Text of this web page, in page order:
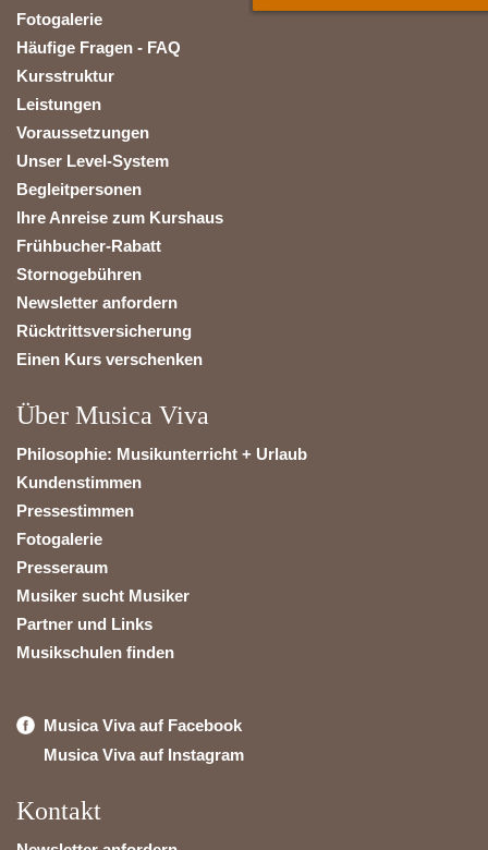
Fotogalerie
Häufige Fragen - FAQ
Kursstruktur
Leistungen
Voraussetzungen
Unser Level-System
Begleitpersonen
Ihre Anreise zum Kurshaus
Frühbucher-Rabatt
Stornogebühren
Newsletter anfordern
Rücktrittsversicherung
Einen Kurs verschenken
Über Musica Viva
Philosophie: Musikunterricht + Urlaub
Kundenstimmen
Pressestimmen
Fotogalerie
Presseraum
Musiker sucht Musiker
Partner und Links
Musikschulen finden
Musica Viva auf Facebook
Musica Viva auf Instagram
Kontakt